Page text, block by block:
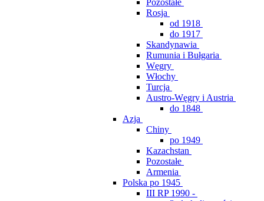
Pozostałe
Rosja
od 1918
do 1917
Skandynawia
Rumunia i Bułgaria
Węgry
Włochy
Turcja
Austro-Węgry i Austria
do 1848
Azja
Chiny
po 1949
Kazachstan
Pozostałe
Armenia
Polska po 1945
III RP 1990 -